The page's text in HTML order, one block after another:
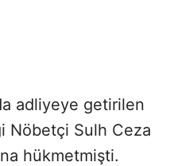
adliyeye getirilen
Nöbetçi Sulh Ceza
hükmetmişti.